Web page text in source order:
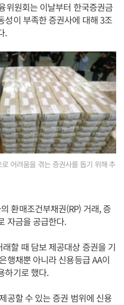
위원회는 이날부터 한국증권금
성이 부족한 증권사에 대해 3조
.
어려움을 겪는 증권사를 돕기 위해 추
환매조건부채권(RP) 거래, 증
자금을 공급한다.
할 때 담보 제공대상 증권을 기
행채뿐 아니라 신용등급 AA이
하기로 했다.
공할 수 있는 증권 범위에 신용